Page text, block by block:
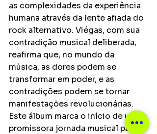
as complexidades da experiência
humana através da lente afiada do
rock alternativo. Viégas, com sua
contradição musical deliberada,
reafirma que, no mundo da
música, as dores podem se
transformar em poder, e as
contradições podem se tornar
manifestações revolucionárias.
Este álbum marca o início de uma
promissora jornada musical para